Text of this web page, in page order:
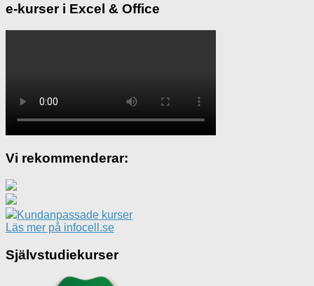
e-kurser i Excel & Office
Vi rekommenderar:
Kundanpassade kurser
Läs mer på infocell.se
Självstudiekurser